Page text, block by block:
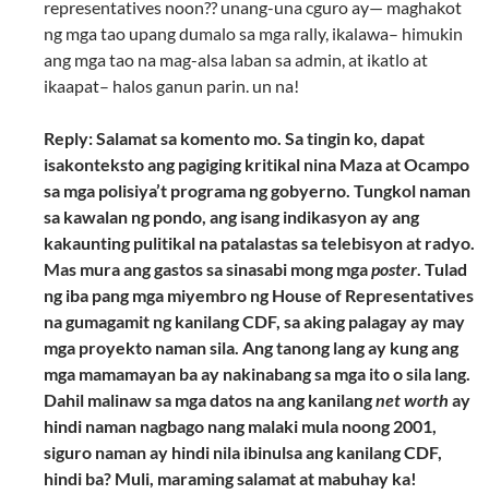
representatives noon?? unang-una cguro ay— maghakot
ng mga tao upang dumalo sa mga rally, ikalawa– himukin
ang mga tao na mag-alsa laban sa admin, at ikatlo at
ikaapat– halos ganun parin. un na!
Reply: Salamat sa komento mo. Sa tingin ko, dapat
isakonteksto ang pagiging kritikal nina Maza at Ocampo
sa mga polisiya’t programa ng gobyerno. Tungkol naman
sa kawalan ng pondo, ang isang indikasyon ay ang
kakaunting pulitikal na patalastas sa telebisyon at radyo.
Mas mura ang gastos sa sinasabi mong mgaposter. Tulad
ng iba pang mga miyembro ng House of Representatives
na gumagamit ng kanilang CDF, sa aking palagay ay may
mga proyekto naman sila. Ang tanong lang ay kung ang
mga mamamayan ba ay nakinabang sa mga ito o sila lang.
Dahil malinaw sa mga datos na ang kanilangnet worth ay
hindi naman nagbago nang malaki mula noong 2001,
siguro naman ay hindi nila ibinulsa ang kanilang CDF,
hindi ba? Muli, maraming salamat at mabuhay ka!